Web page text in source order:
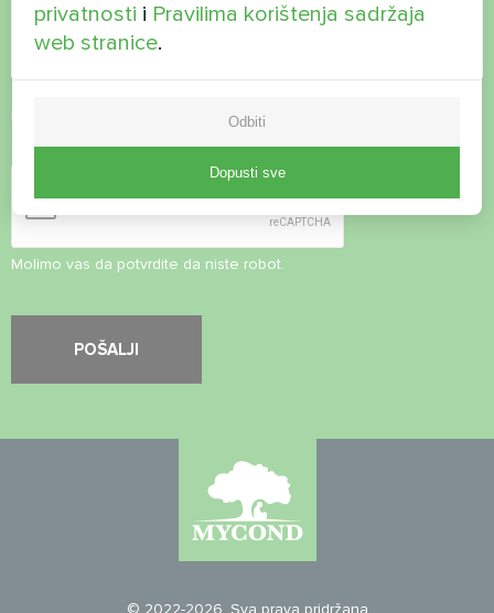
Pravila o privatnosti
Molimo vas da potvrdite da niste robot.
© 2022-2026. Sva prava pridržana
privatnosti i Pravilima korištenja sadržaja
web stranice.
Odbiti
Dopusti sve